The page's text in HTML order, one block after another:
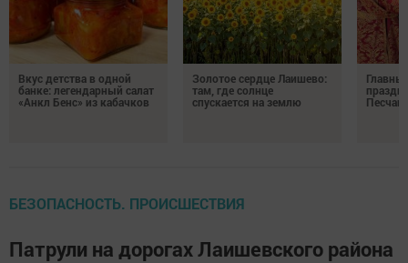
Вкус детства в одной
банке: легендарный салат
«Анкл Бенс» из кабачков
Золотое сердце Лаишево:
там, где солнце
спускается на землю
БЕЗОПАСНОСТЬ. ПРОИСШЕСТВИЯ
Патрули на дорогах Лаишевского района